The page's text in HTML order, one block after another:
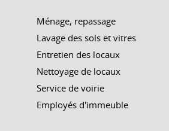
Ménage, repassage
Lavage des sols et vitres
Entretien des locaux
Nettoyage de locaux
Service de voirie
Employés d'immeuble